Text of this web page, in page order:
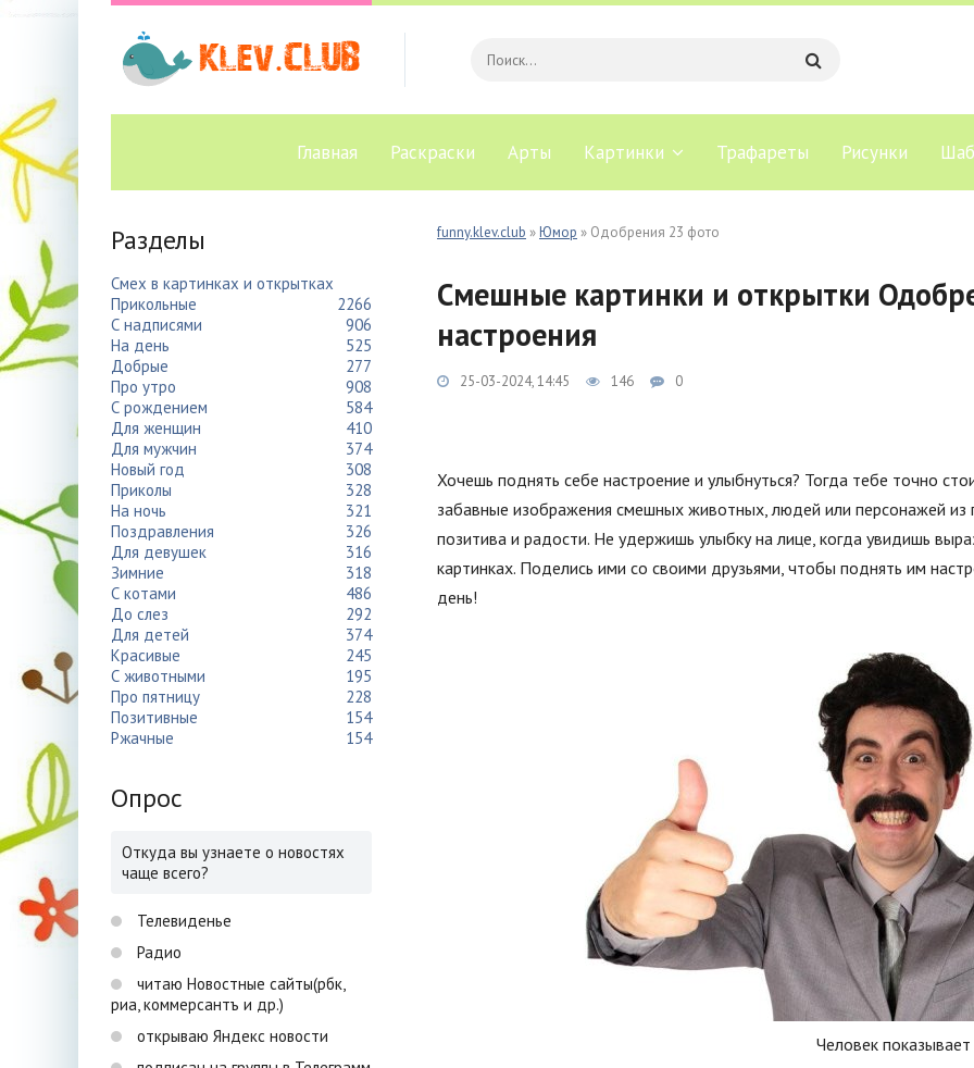
Главная Раскраски Арты Картинки Трафареты Рисунки
funny.klev.club »Юмор » Одобрения 23 фото
Смешные картинки и открытки
настроения
25-03-2024, 14:45 146 0
Хочешь поднять себе настроение и улыбнуться? Тогда тебе точно
забавные изображения смешных животных, людей или персонажей
позитива и радости. Не удержишь улыбку на лице, когда увидишь
картинках. Поделись ими со своими друзьями, чтобы поднять им
день!
Человек показывает
Разделы
Смех в картинках и открытках
Прикольные
2266
С надписями
906
На день
525
Добрые
277
Про утро
908
С рождением
584
Для женщин
410
Для мужчин
374
Новый год
308
Приколы
328
На ночь
321
Поздравления
326
Для девушек
316
Зимние
318
С котами
486
До слез
292
Для детей
374
Красивые
245
С животными
195
Про пятницу
228
Позитивные
154
Ржачные
154
Опрос
Откуда вы узнаете о новостях
чаще всего?
Телевиденье
Радио
читаю Новостные сайты(рбк,
риа, коммерсантъ и др.)
открываю Яндекс новости